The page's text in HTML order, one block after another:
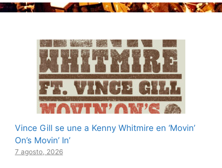
Vince Gill se une a Kenny Whitmire en ‘Movin’
On’s Movin’ In’
7 agosto, 2026